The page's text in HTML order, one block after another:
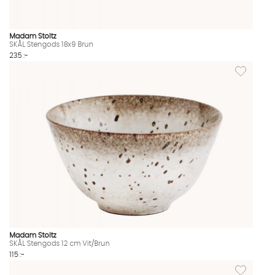
Madam Stoltz
SKÅL Stengods 18x9 Brun
235 :-
Lägg
Madam Stoltz
SKÅL Stengods 12 cm Vit/Brun
115 :-
Lägg